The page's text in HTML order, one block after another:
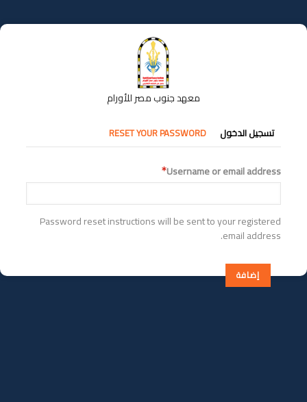
إلى
المحتوى
معهد جنوب مصر للأورام
التبويبات
الأساسية
تسجيل الدخول RESET YOUR PASSWORD
Username or email address
Password reset instructions will be sent to your registered
email address.